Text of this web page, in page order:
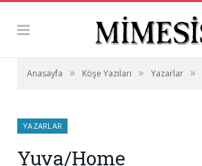
Anasayfa » Köşe Yazıları » Yazarlar »
YAZARLAR
Yuva/Home